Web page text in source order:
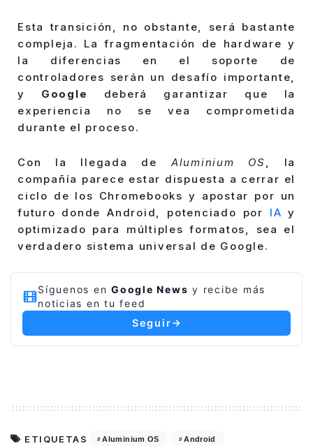
Esta transición, no obstante, será bastante
compleja. La fragmentación de hardware y
la diferencias en el soporte de
controladores serán un desafío importante,
y Google deberá garantizar que la
experiencia no se vea comprometida
durante el proceso.
Con la llegada de Aluminium OS
, la
compañía parece estar dispuesta a cerrar el
ciclo de los Chromebooks y apostar por un
futuro donde Android, potenciado por IA y
optimizado para múltiples formatos, sea el
verdadero sistema universal de Google.
Síguenos en Google News y recibe más
noticias en tu feed
Seguir
ETIQUETAS Aluminium OS Android